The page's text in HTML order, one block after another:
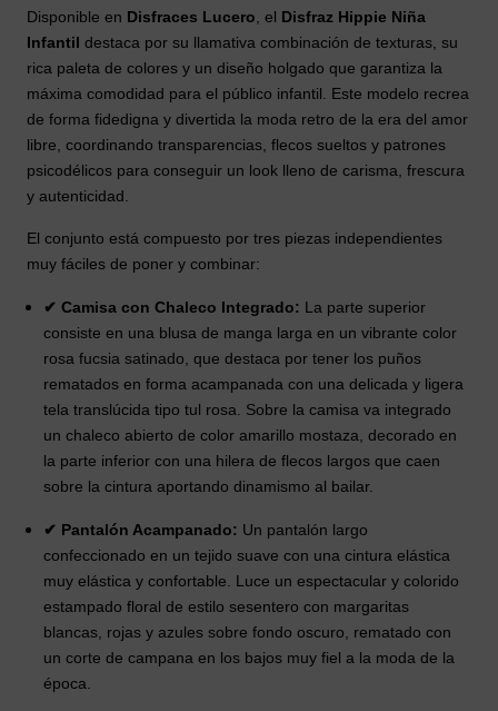
Disponible en Disfraces Lucero , el Disfraz Hippie Niña
Infantil destaca por su llamativa combinación de texturas, su
rica paleta de colores y un diseño holgado que garantiza la
máxima comodidad para el público infantil. Este modelo recrea
de forma fidedigna y divertida la moda retro de la era del amor
libre, coordinando transparencias, flecos sueltos y patrones
psicodélicos para conseguir un look lleno de carisma, frescura
y autenticidad.
El conjunto está compuesto por tres piezas independientes
muy fáciles de poner y combinar:
✔ Camisa con Chaleco Integrado: La parte superior
consiste en una blusa de manga larga en un vibrante color
rosa fucsia satinado, que destaca por tener los puños
rematados en forma acampanada con una delicada y ligera
tela translúcida tipo tul rosa. Sobre la camisa va integrado
un chaleco abierto de color amarillo mostaza, decorado en
la parte inferior con una hilera de flecos largos que caen
sobre la cintura aportando dinamismo al bailar.
✔ Pantalón Acampanado: Un pantalón largo
confeccionado en un tejido suave con una cintura elástica
muy elástica y confortable. Luce un espectacular y colorido
estampado floral de estilo sesentero con margaritas
blancas, rojas y azules sobre fondo oscuro, rematado con
un corte de campana en los bajos muy fiel a la moda de la
época.